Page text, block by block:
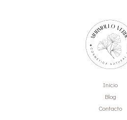
Inicio
Blog
Contacto